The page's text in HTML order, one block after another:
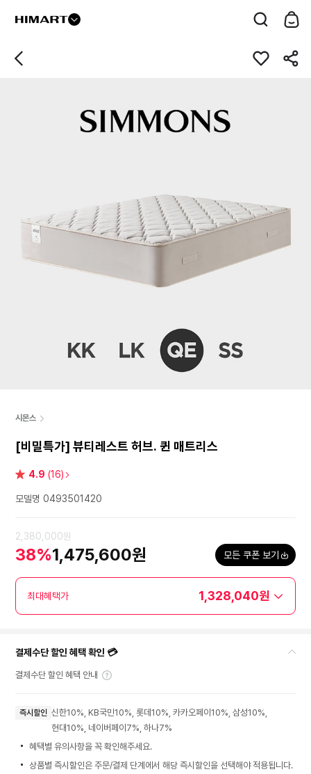
시몬스
[비밀특가] 뷰티레스트 허브. 퀸 매트리스
별 4.9 (16)
모델명 0493501420
2,380,000원
38%1,475,600원 모든 쿠폰 보기
최대혜택가 1,328,040원
결제수단 할인 혜택 확인 💳
결제수단 할인 혜택 안내
즉시할인 신한10%, KB국민10%, 롯데10%, 카카오페이10%, 삼성10%,
현대10%, 네이버페이7%, 하나7%
혜택별 유의사항을 꼭 확인해주세요.
상품별 즉시할인은 주문/결제 단계에서 해당 즉시할인을 선택해야 적용됩니다.